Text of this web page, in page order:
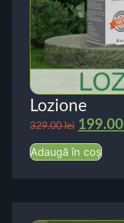
Lozione
329.00lei 199.00
Adaugă în coș